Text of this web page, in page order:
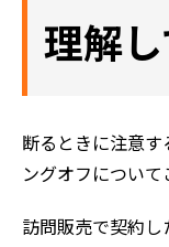
理解し
断るときに注意
ングオフについて
訪問販売で契約し